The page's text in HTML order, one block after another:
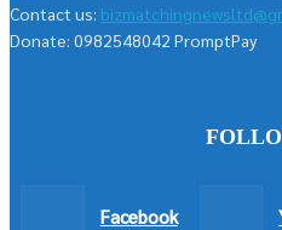
Contact us:
Donate: 0982548042 PromptPay
Facebook